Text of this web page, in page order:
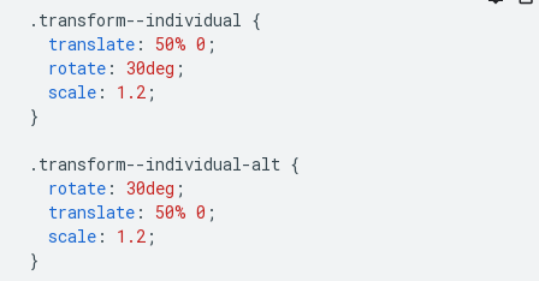
. transform--individual {
translate : 50% 0 ;
rotate : 30deg ;
scale : 1.2 ;
}
. transform--individual-alt {
rotate : 30deg ;
translate : 50% 0 ;
scale : 1.2 ;
}